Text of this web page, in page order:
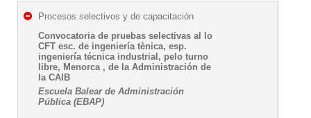
Procesos selectivos y de capacitación
Convocatoria de pruebas selectivas al lo
CFT esc. de ingeniería tènica, esp.
ingeniería técnica industrial, pelo turno
libre, Menorca , de la Administración de
la CAIB
Escuela Balear de Administración
Pública (EBAP)